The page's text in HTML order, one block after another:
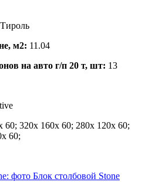
м2: 11.04
на авто г/п 20 т, шт: 13
60; 320x 160x 60; 280x 120x 60;
60;
Блок столбовой Stone